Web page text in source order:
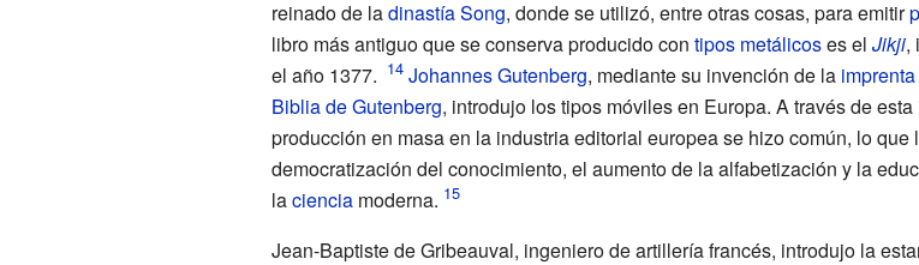
reinado de ladinastía Song, donde se utilizó, entre otras cosas, para emitir
libro más antiguo que se conserva producido con tipos metálicoses el Jikji,
el año 1377.
Johannes Gutenberg, mediante su invención de la imprenta
Biblia de Gutenberg, introdujo los tipos móviles en Europa. A través de
producción en masa en la industria editorial europea se hizo común, lo que
democratización del conocimiento, el aumento de la alfabetización y la
lacienciamoderna.
Jean-Baptiste de Gribeauval, ingeniero de artillería francés, introdujo la